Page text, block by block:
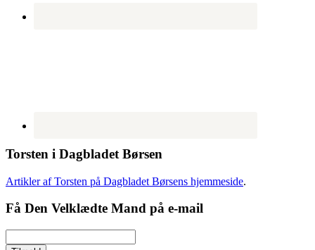
Torsten i Dagbladet Børsen
Artikler af Torsten på Dagbladet Børsens hjemmeside.
Få Den Velklædte Mand på e-mail